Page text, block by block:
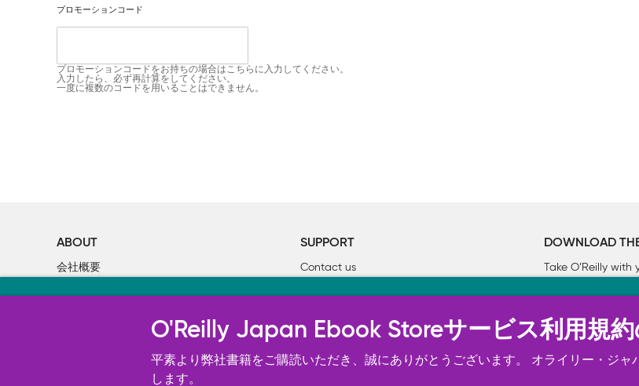
プロモーションコード
プロモーションコードをお持ちの場合はこちらに入力してください。
入力したら、必ず再計算をしてください。
一度に複数のコードを用いることはできません。
ABOUT
会社概要
SUPPORT
Contact us
DOWNLOAD
Take O’Reilly
オライリー・ジャパンのWeb サイトは正常に機能するためにいくつかの Cookie を必
況の分析、ユーザー・エクスペリエンスの向上、広告宣伝のために、お客様の同意を
す。 詳細については
O'Reilly Japan Ebook Storeサービス利用規
平素より弊社書籍をご購読いただき、誠にありがとうございます。 オライリー・ジ
します。